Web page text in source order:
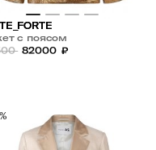
с поясом
82000 ₽